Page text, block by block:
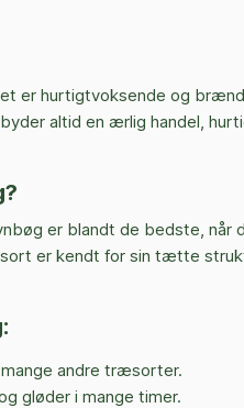
er hurtigtvoksende og
altid en ærlig handel,
er blandt de bedste, når
er kendt for sin tætte
andre træsorter.
gløder i mange timer.